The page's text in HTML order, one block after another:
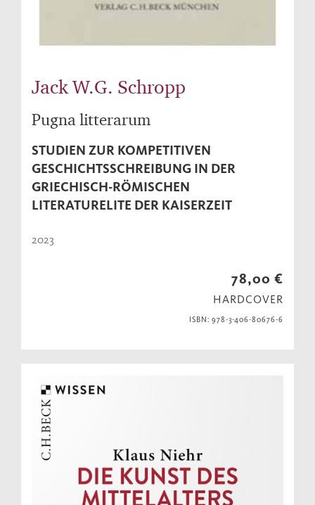
Jack W.G. Schropp
Pugna litterarum
STUDIEN ZUR KOMPETITIVEN
GESCHICHTSSCHREIBUNG IN DER
GRIECHISCH-RÖMISCHEN
LITERATURELITE DER KAISERZEIT
2023
78,00 €
HARDCOVER
ISBN: 978-3-406-80676-6